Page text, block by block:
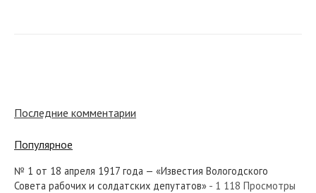
№ 161 от июля 1924 года — «Красный Север»
Последние комментарии
Популярное
№ 1 от 18 апреля 1917 года — «Известия Вологодского
Совета рабочих и солдатских депутатов» - 1 118 Просмотры